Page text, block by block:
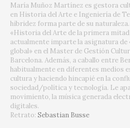
María Muñoz Martínez es gestora
en Historia del Arte e Ingeniería de
hibridez forma parte de su
«Historia del Arte de la primera mitad
actualmente imparte la asignatura
global» en el Master de Gestión
Barcelona. Además, a caballo entre
habitualmente en diferentes medios
cultura y haciendo hincapié en la
sociedad/política y tecnología. Le
movimiento, la música generada
digitales.
Retrato: Sebastian Busse